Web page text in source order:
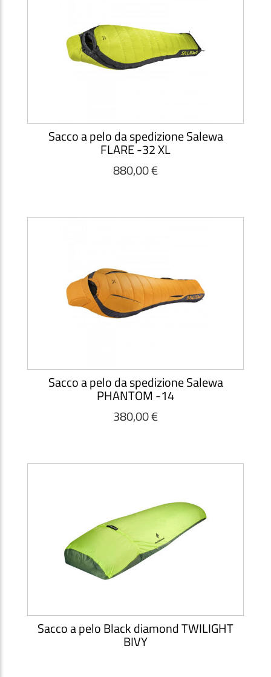
Sacco a pelo da spedizione Salewa
FLARE -32 XL
880,00 €
Sacco a pelo da spedizione Salewa
PHANTOM -14
380,00 €
Sacco a pelo Black diamond TWILIGHT
BIVY